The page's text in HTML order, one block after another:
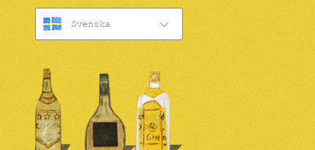
Svenska